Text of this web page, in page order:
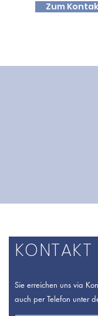
Zum
KONTAKT
Sie erreichen uns via
auch per Telefon unter